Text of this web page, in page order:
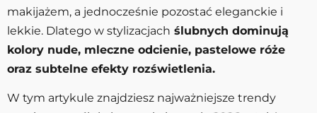
makijażem, a jednocześnie pozostać eleganckie i
lekkie. Dlatego w stylizacjach ślubnych dominują
kolory nude, mleczne odcienie, pastelowe róże
oraz subtelne efekty rozświetlenia.
W tym artykule znajdziesz najważniejsze trendy